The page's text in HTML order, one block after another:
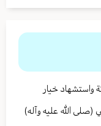
خيار
(صلى الله عليه وآله)